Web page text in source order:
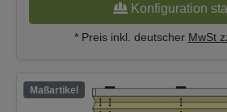
Konfiguration
* Preis inkl. deutscher MwSt
Maßartikel